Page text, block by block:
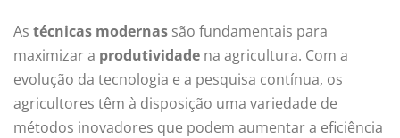
As técnicas modernas são fundamentais para
maximizar a produtividade na agricultura. Com a
evolução da tecnologia e a pesquisa contínua, os
agricultores têm à disposição uma variedade de
métodos inovadores que podem aumentar a eficiência